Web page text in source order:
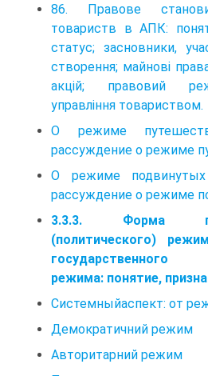
86. Правове
товариств в АПК:
статус; засновники,
створення; майнові
акцій; правовий
управління товариством.
О режиме
рассуждение о режиме
О режиме
рассуждение о режиме
3.3.3. Форма
(политического)
государственного
режима: понятие,
Системныйаспект: от
Демократичний режим
Авторитарний режим